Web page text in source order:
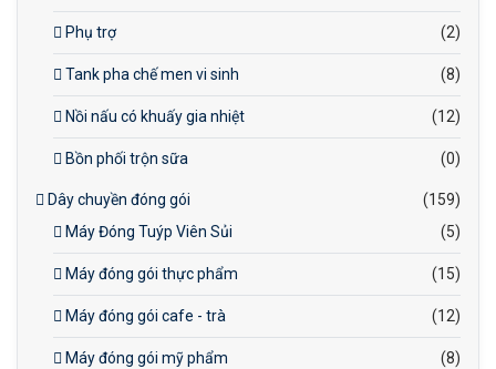
Phụ trợ (2)
Tank pha chế men vi sinh (8)
Nồi nấu có khuấy gia nhiệt (12)
Bồn phối trộn sữa (0)
Dây chuyền đóng gói
(159)
Máy Đóng Tuýp Viên Sủi
(5)
Máy đóng gói thực phẩm (15)
Máy đóng gói cafe - trà (12)
Máy đóng gói mỹ phẩm (8)